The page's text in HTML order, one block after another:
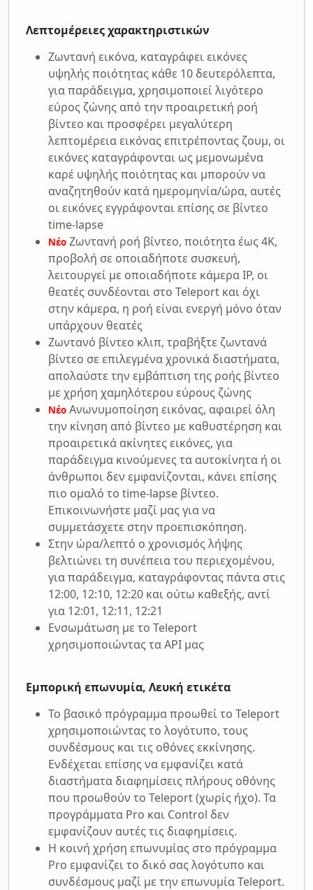
Λεπτομέρειες χαρακτηριστικών
Ζωντανή εικόνα, καταγράφει εικόνες
υψηλής ποιότητας κάθε 10 δευτερόλεπτα,
για παράδειγμα, χρησιμοποιεί λιγότερο
εύρος ζώνης από την προαιρετική ροή
βίντεο και προσφέρει μεγαλύτερη
λεπτομέρεια εικόνας επιτρέποντας ζουμ, οι
εικόνες καταγράφονται ως μεμονωμένα
καρέ υψηλής ποιότητας και μπορούν να
αναζητηθούν κατά ημερομηνία/ώρα, αυτές
οι εικόνες εγγράφονται επίσης σε βίντεο
time-lapse
Νέο Ζωντανή ροή βίντεο, ποιότητα έως 4K,
προβολή σε οποιαδήποτε συσκευή,
λειτουργεί με οποιαδήποτε κάμερα IP, οι
θεατές συνδέονται στο Teleport και όχι
στην κάμερα, η ροή είναι ενεργή μόνο όταν
υπάρχουν θεατές
Ζωντανό βίντεο κλιπ, τραβήξτε ζωντανά
βίντεο σε επιλεγμένα χρονικά διαστήματα,
απολαύστε την εμβάπτιση της ροής βίντεο
με χρήση χαμηλότερου εύρους ζώνης
Νέο Ανωνυμοποίηση εικόνας, αφαιρεί όλη
την κίνηση από βίντεο με καθυστέρηση και
προαιρετικά ακίνητες εικόνες, για
παράδειγμα κινούμενες τα αυτοκίνητα ή οι
άνθρωποι δεν εμφανίζονται, κάνει επίσης
πιο ομαλό το time-lapse βίντεο.
Επικοινωνήστε μαζί μας για να
συμμετάσχετε στην προεπισκόπηση.
Στην ώρα/λεπτό ο χρονισμός λήψης
βελτιώνει τη συνέπεια του περιεχομένου,
για παράδειγμα, καταγράφοντας πάντα στις
12:00, 12:10, 12:20 και ούτω καθεξής, αντί
για 12:01, 12:11, 12:21
Ενσωμάτωση με το Teleport
χρησιμοποιώντας τα API μας
Εμπορική επωνυμία, Λευκή ετικέτα
Το βασικό πρόγραμμα προωθεί το Teleport
χρησιμοποιώντας το λογότυπο, τους
συνδέσμους και τις οθόνες εκκίνησης.
Ενδέχεται επίσης να εμφανίζει κατά
διαστήματα διαφημίσεις πλήρους οθόνης
που προωθούν το Teleport (χωρίς ήχο). Τα
προγράμματα Pro και Control δεν
εμφανίζουν αυτές τις διαφημίσεις.
Η κοινή χρήση επωνυμίας στο πρόγραμμα
Pro εμφανίζει το δικό σας λογότυπο και
συνδέσμους μαζί με την επωνυμία Teleport.